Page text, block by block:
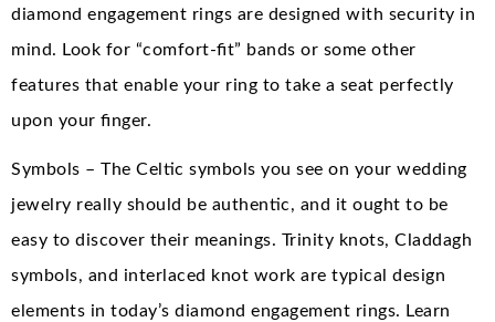
diamond engagement rings are designed with security in
mind. Look for “comfort-fit” bands or some other
features that enable your ring to take a seat perfectly
upon your finger.
Symbols – The Celtic symbols you see on your wedding
jewelry really should be authentic, and it ought to be
easy to discover their meanings. Trinity knots, Claddagh
symbols, and interlaced knot work are typical design
elements in today’s diamond engagement rings. Learn